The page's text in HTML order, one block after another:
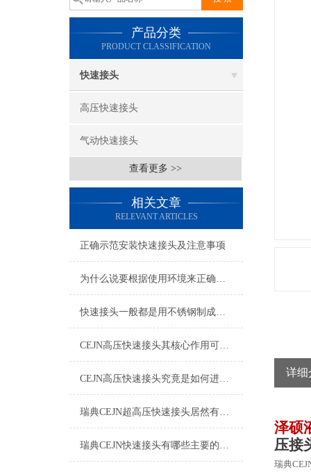
产品分类
PRODUCT CLASSIFICATION
快速接头
高压快速接头
气动快速接头
查看更多 >>
相关文章
RELEVANT ARTICLES
正确示范安装快速接头及注意事项
为什么说要根据使用环境来正确的选择快速接头呢？
快速接头一般都是用不锈钢制成，那么该如何清洗维护呢？
CEJN高压快速接头其核心作用可归纳为以下方面
CEJN高压快速接头究竟是如何进行安装的呢？
瑞典CEJN超高压快速接头居然有如此广泛的应用领域
瑞典CEJN快速接头有哪些主要的优势呢？
详细
泽硕
压接
瑞典